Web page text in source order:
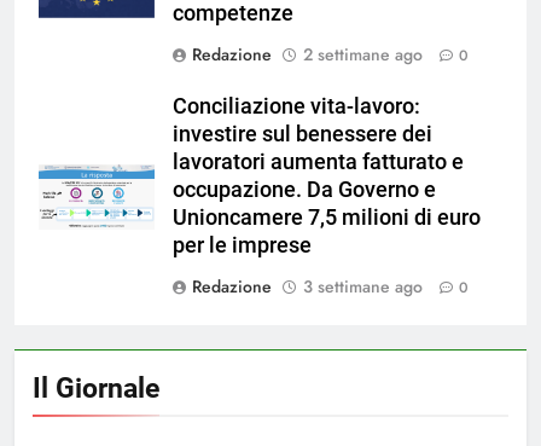
competenze
Redazione
2 settimane ago 0
Conciliazione vita-lavoro:
investire sul benessere dei
lavoratori aumenta fatturato e
occupazione. Da Governo e
Unioncamere 7,5 milioni di euro
per le imprese
Redazione
3 settimane ago 0
Il Giornale